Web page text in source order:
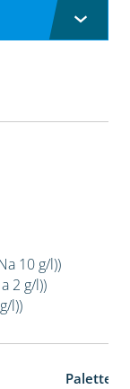
10 g/l))
2 g/l))
l))